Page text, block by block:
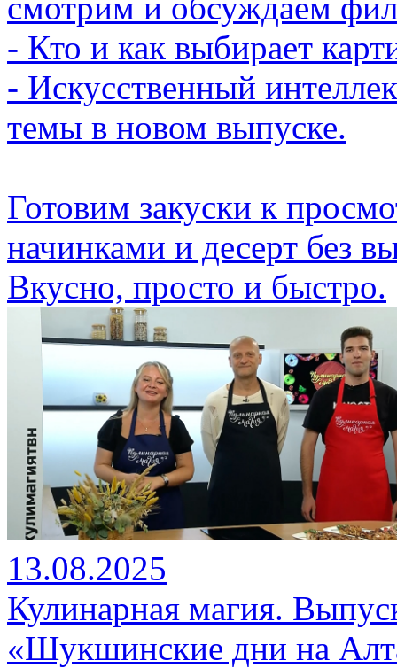
- Кто и как выбирает
- Искусственный
темы в новом выпуске.
Готовим закуски к
начинками и десерт без
Вкусно, просто и быстро.
13.08.2025
Кулинарная магия.
«Шукшинские дни на